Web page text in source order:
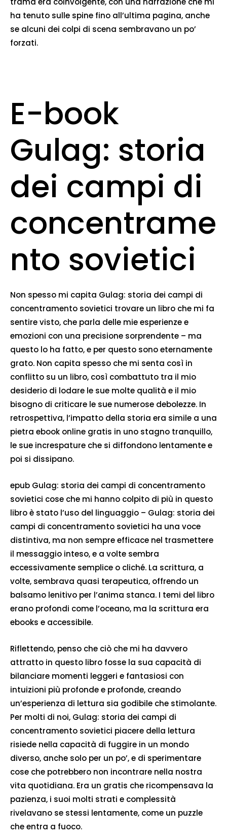
ha tenuto sulle spine fino all’ultima pagina, anche
se alcuni dei colpi di scena sembravano un po’
forzati.
E-book
Gulag: storia
dei campi di
concentrame
nto sovietici
Non spesso mi capita Gulag: storia dei campi di
concentramento sovietici trovare un libro che mi fa
sentire visto, che parla delle mie esperienze e
emozioni con una precisione sorprendente – ma
questo lo ha fatto, e per questo sono eternamente
grato. Non capita spesso che mi senta così in
conflitto su un libro, così combattuto tra il mio
desiderio di lodare le sue molte qualità e il mio
bisogno di criticare le sue numerose debolezze. In
retrospettiva, l’impatto della storia era simile a una
pietra ebook online gratis in uno stagno tranquillo,
le sue increspature che si diffondono lentamente e
poi si dissipano.
epub Gulag: storia dei campi di concentramento
sovietici cose che mi hanno colpito di più in questo
libro è stato l’uso del linguaggio – Gulag: storia dei
campi di concentramento sovietici ha una voce
distintiva, ma non sempre efficace nel trasmettere
il messaggio inteso, e a volte sembra
eccessivamente semplice o cliché. La scrittura, a
volte, sembrava quasi terapeutica, offrendo un
balsamo lenitivo per l’anima stanca. I temi del libro
erano profondi come l’oceano, ma la scrittura era
ebooks e accessibile.
Riflettendo, penso che ciò che mi ha davvero
attratto in questo libro fosse la sua capacità di
bilanciare momenti leggeri e fantasiosi con
intuizioni più profonde e profonde, creando
un’esperienza di lettura sia godibile che stimolante.
Per molti di noi, Gulag: storia dei campi di
concentramento sovietici piacere della lettura
risiede nella capacità di fuggire in un mondo
diverso, anche solo per un po’, e di sperimentare
cose che potrebbero non incontrare nella nostra
vita quotidiana. Era un gratis che ricompensava la
pazienza, i suoi molti strati e complessità
rivelavano se stessi lentamente, come un puzzle
che entra a fuoco.